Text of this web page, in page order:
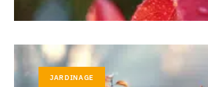
JARDINAGE